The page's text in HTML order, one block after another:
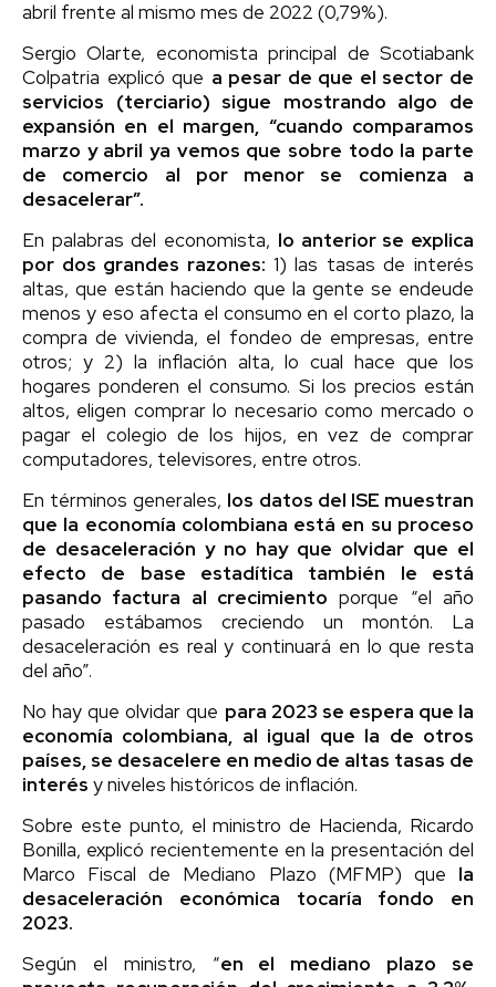
abril frente al mismo mes de 2022 (0,79%).
Sergio Olarte, economista principal de Scotiabank
Colpatria explicó que a pesar de que el sector de
servicios (terciario) sigue mostrando algo de
expansión en el margen, “cuando comparamos
marzo y abril ya vemos que sobre todo la parte
de comercio al por menor se comienza a
desacelerar”.
En palabras del economista, lo anterior se explica
por dos grandes razones: 1) las tasas de interés
altas, que están haciendo que la gente se endeude
menos y eso afecta el consumo en el corto plazo, la
compra de vivienda, el fondeo de empresas, entre
otros; y 2) la inflación alta, lo cual hace que los
hogares ponderen el consumo. Si los precios están
altos, eligen comprar lo necesario como mercado o
pagar el colegio de los hijos, en vez de comprar
computadores, televisores, entre otros.
En términos generales, los datos del ISE muestran
que la economía colombiana está en su proceso
de desaceleración y no hay que olvidar que el
efecto de base estadítica también le está
pasando factura al crecimiento porque “el año
pasado estábamos creciendo un montón. La
desaceleración es real y continuará en lo que resta
del año”.
No hay que olvidar que para 2023 se espera que la
economía colombiana, al igual que la de otros
países, se desacelere en medio de altas tasas de
interés y niveles históricos de inflación.
Sobre este punto, el ministro de Hacienda, Ricardo
Bonilla, explicó recientemente en la presentación del
Marco Fiscal de Mediano Plazo (MFMP) que la
desaceleración económica tocaría fondo en
2023.
Según el ministro, “en el mediano plazo se